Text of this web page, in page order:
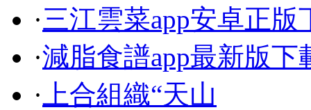
·三江雲菜app安卓正版
·減脂食譜app最新版下
· 上合組織“天山